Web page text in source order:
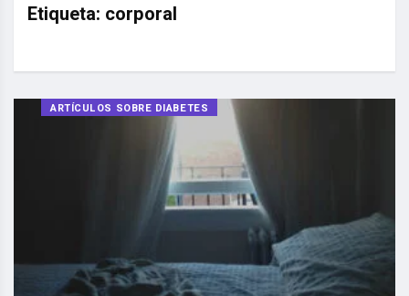
Etiqueta: corporal
ARTÍCULOS SOBRE DIABETES